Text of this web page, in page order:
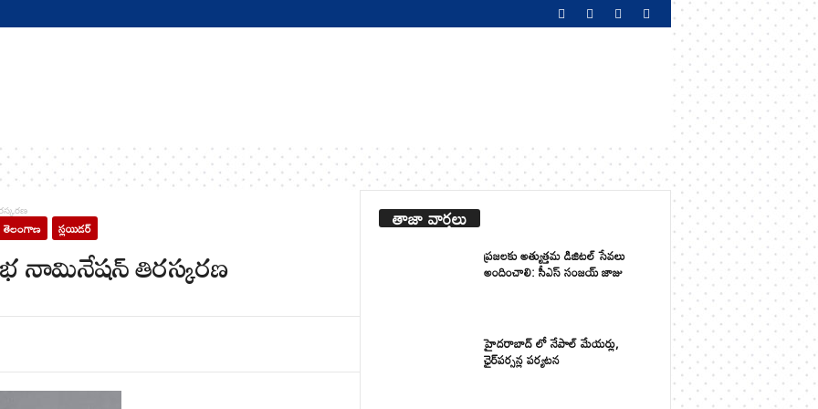
తెలంగాణ స్లయిడర్
నామినేషన్ తిరస్కరణ
తాజా వార్తలు
ప్రజలకు అత్యుత్తమ డిజిటల్ సేవలు
అందించాలి: సీఎస్ సంజయ్ జాజు
హైదరాబాద్ లో నేపాల్ మేయర్లు,
ఛైర్‌పర్సన్ల పర్యటన